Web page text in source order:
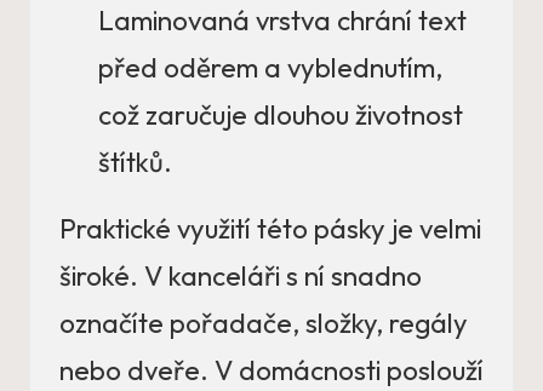
Laminovaná vrstva chrání text
před oděrem a vyblednutím,
což zaručuje dlouhou životnost
štítků.
Praktické využití této pásky je velmi
široké. V kanceláři s ní snadno
označíte pořadače, složky, regály
nebo dveře. V domácnosti poslouží